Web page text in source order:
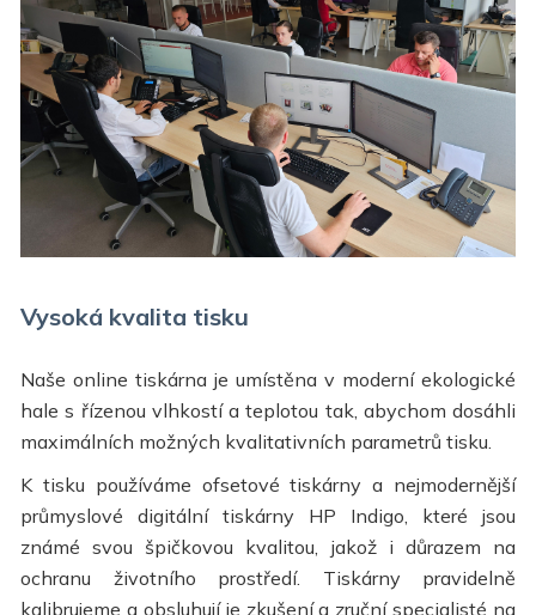
Vysoká kvalita tisku
Naše online tiskárna je umístěna v moderní ekologické
hale s řízenou vlhkostí a teplotou tak, abychom dosáhli
maximálních možných kvalitativních parametrů tisku.
K tisku používáme ofsetové tiskárny a nejmodernější
průmyslové digitální tiskárny HP Indigo, které jsou
známé svou špičkovou kvalitou, jakož i důrazem na
ochranu životního prostředí. Tiskárny pravidelně
kalibrujeme a obsluhují je zkušení a zruční specialisté na